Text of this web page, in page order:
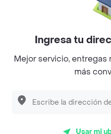
Descubre las
©2026Rappi Inc.
Ingresa tu
Mejor servicio, entregas
más
Usar mi